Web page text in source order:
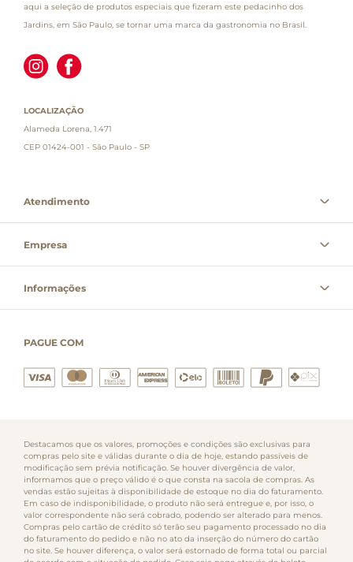
aqui a seleção de produtos especiais que fizeram este pedacinho dos
Jardins, em São Paulo, se tornar uma marca da gastronomia no Brasil.
LOCALIZAÇÃO
Alameda Lorena, 1.471
CEP 01424-001 - São Paulo - SP
Atendimento
Empresa
Informações
PAGUE COM
Destacamos que os valores, promoções e condições são exclusivas para
compras pelo site e válidas durante o dia de hoje, estando passíveis de
modificação sem prévia notificação. Se houver divergência de valor,
informamos que o preço válido é o que consta na sacola de compras. As
vendas estão sujeitas à disponibilidade de estoque no dia do faturamento.
Em caso de indisponibilidade, o produto não será entregue e, por isso, o
valor correspondente não será cobrado, podendo ser alterado para menos.
Compras pelo cartão de crédito só terão seu pagamento processado no dia
do faturamento do pedido e não no ato da inserção do número do cartão
no site. Se houver diferença, o valor será estornado de forma total ou parcial